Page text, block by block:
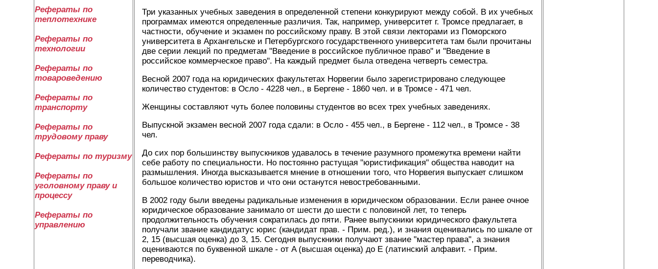
Рефераты по
теплотехнике
Рефераты по
технологии
Рефераты по
товароведению
Рефераты по
транспорту
Рефераты по
трудовому праву
Рефераты по туризму
Рефераты по
уголовному праву и
процессу
Рефераты по
управлению
Три указанных учебных заведения в определенной степени конкурируют между собой. В их учебных
программах имеются определенные различия. Так, например, университет г. Тромсе предлагает, в
частности, обучение и экзамен по российскому праву. В этой связи лекторами из Поморского
университета в Архангельске и Петербургского государственного университета там были прочитаны
две серии лекций по предметам "Введение в российское публичное право" и "Введение в
российское коммерческое право". На каждый предмет была отведена четверть семестра.
Весной 2007 года на юридических факультетах Норвегии было зарегистрировано следующее
количество студентов: в Осло - 4228 чел., в Бергене - 1860 чел. и в Тромсе - 471 чел.
Женщины составляют чуть более половины студентов во всех трех учебных заведениях.
Выпускной экзамен весной 2007 года сдали: в Осло - 455 чел., в Бергене - 112 чел., в Тромсе - 38
чел.
До сих пор большинству выпускников удавалось в течение разумного промежутка времени найти
себе работу по специальности. Но постоянно растущая "юристификация" общества наводит на
размышления. Иногда высказывается мнение в отношении того, что Норвегия выпускает слишком
большое количество юристов и что они останутся невостребованными.
В 2002 году были введены радикальные изменения в юридическом образовании. Если ранее очное
юридическое образование занимало от шести до шести с половиной лет, то теперь
продолжительность обучения сократилась до пяти. Ранее выпускники юридического факультета
получали звание кандидатус юрис (кандидат прав. - Прим. ред.), и знания оценивались по шкале от
2, 15 (высшая оценка) до 3, 15. Сегодня выпускники получают звание "мастер права", а знания
оцениваются по буквенной шкале - от A (высшая оценка) до E (латинский алфавит. - Прим.
переводчика).